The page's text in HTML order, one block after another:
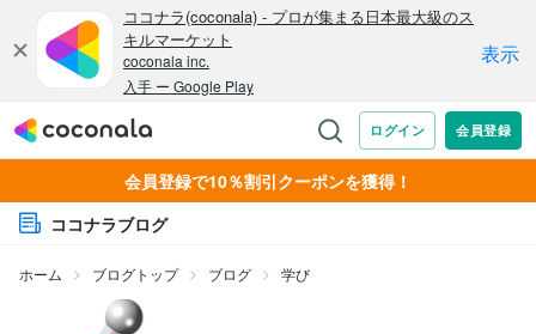
会員登録で10％割引クーポンを獲得！
ココナラブログ
ホーム ブログトップ ブログ 学び